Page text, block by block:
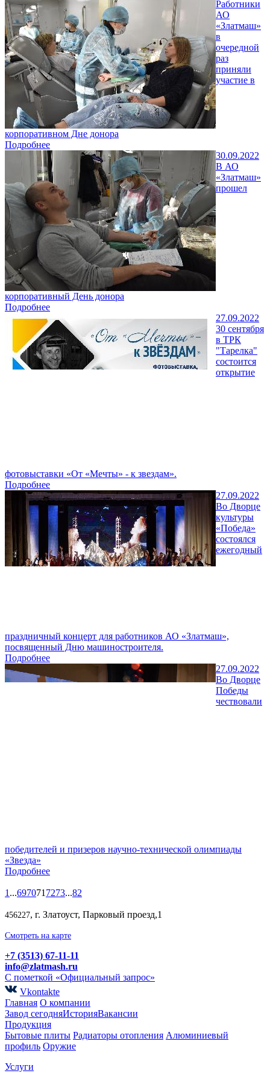
Работники
АО
«Златмаш»
в
очередной
раз
приняли
участие в
корпоративном Дне донора
Подробнее
30.09.2022
В АО
«Златмаш»
прошел
корпоративный День донора
Подробнее
27.09.2022
30 сентября
в ТРК
"Тарелка"
состоится
открытие
фотовыставки «От «Мечты» - к звездам».
Подробнее
27.09.2022
Во Дворце
культуры
«Победа»
состоялся
ежегодный
праздничный концерт для работников АО «Златмаш»,
посвященный Дню машиностроителя.
Подробнее
27.09.2022
Во Дворце
Победы
чествовали
победителей и призеров научно-технической олимпиады
«Звезда»
Подробнее
1 ...697071 7273...82
456227, г. Златоуст, Парковый проезд,1
Смотреть на карте
+7 (3513) 67-11-11
info@zlatmash.ru
С пометкой «Официальный запрос»
Vkontakte
Главная О компании
Завод сегодняИсторияВакансии
Продукция
Бытовые плиты Радиаторы отопления Алюминиевый
профиль Оружие
Услуги